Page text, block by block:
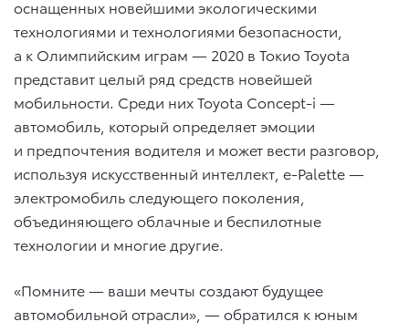
оснащенных новейшими экологическими
технологиями и технологиями безопасности,
а к Олимпийским играм — 2020 в Токио Toyota
представит целый ряд средств новейшей
мобильности. Среди них Toyota Concept-i —
автомобиль, который определяет эмоции
и предпочтения водителя и может вести разговор,
используя искусственный интеллект, e-Palette —
электромобиль следующего поколения,
объединяющего облачные и беспилотные
технологии и многие другие.
«Помните — ваши мечты создают будущее
автомобильной отрасли», — обратился к юным